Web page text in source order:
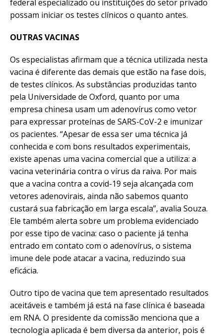
federal especializado ou instituições do setor privado
possam iniciar os testes clínicos o quanto antes.
OUTRAS VACINAS
Os especialistas afirmam que a técnica utilizada nesta
vacina é diferente das demais que estão na fase dois,
de testes clínicos. As substâncias produzidas tanto
pela Universidade de Oxford, quanto por uma
empresa chinesa usam um adenovírus como vetor
para expressar proteínas de SARS-CoV-2 e imunizar
os pacientes. “Apesar de essa ser uma técnica já
conhecida e com bons resultados experimentais,
existe apenas uma vacina comercial que a utiliza: a
vacina veterinária contra o vírus da raiva. Por mais
que a vacina contra a covid-19 seja alcançada com
vetores adenovirais, ainda não sabemos quanto
custará sua fabricação em larga escala”, avalia Souza.
Ele também alerta sobre um problema evidenciado
por esse tipo de vacina: caso o paciente já tenha
entrado em contato com o adenovírus, o sistema
imune dele pode atacar a vacina, reduzindo sua
eficácia.
Outro tipo de vacina que tem apresentado resultados
aceitáveis e também já está na fase clínica é baseada
em RNA. O presidente da comissão menciona que a
tecnologia aplicada é bem diversa da anterior, pois é